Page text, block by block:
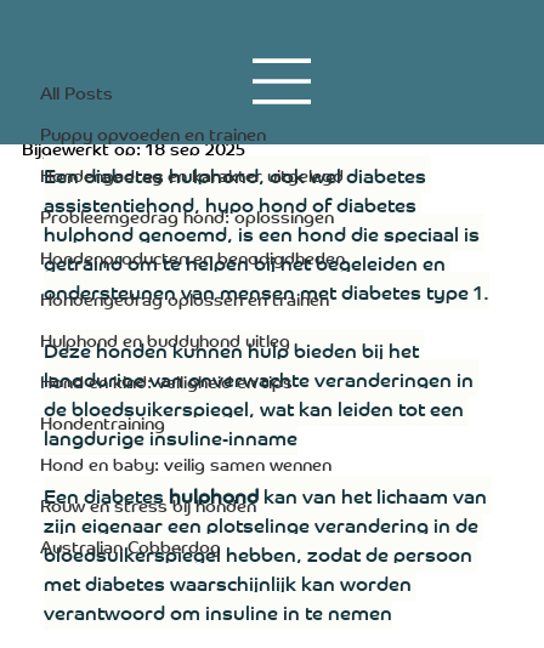
All Posts
Puppy opvoeden en trainen
Hondengedrag en karakter uitgelegd
Probleemgedrag hond: oplossingen
Hondenproducten en benodigdheden
Hondengedrag oplossen en trainen
Hulphond en buddyhond uitleg
Hond en kind: veiligheid en tips
Hondentraining
Hond en baby: veilig samen wennen
Rouw en stress bij honden
Australian Cobberdog
Diabetes hulphond
5 minuten om te lezen
Bijgewerkt op:18 sep 2025
Een diabetes hulphond, ook wel diabetes
assistentiehond, hypo hond of diabetes
hulphond genoemd, is een hond die speciaal is
getraind om te helpen bij het begeleiden en
ondersteunen van mensen met diabetes type 1.
Deze honden kunnen hulp bieden bij het
langdurige van onverwachte veranderingen in
de bloedsuikerspiegel, wat kan leiden tot een
langdurige insuline-inname
Een diabetes hulphond kan van het lichaam van
zijn eigenaar een plotselinge verandering in de
bloedsuikerspiegel hebben, zodat de persoon
met diabetes waarschijnlijk kan worden
verantwoord om insuline in te nemen